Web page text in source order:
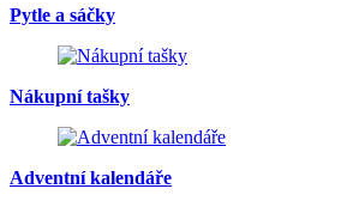
Pytle a sáčky
Nákupní tašky
Adventní kalendáře